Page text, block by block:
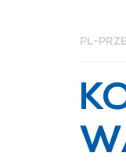
PL-